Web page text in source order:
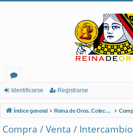
or
os
Identificarse Registrarse
Índice general Reina de Oros. Coleccionistas de Naipes.
Compra / Venta / Intercambio